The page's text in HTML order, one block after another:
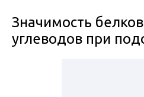
Значимость
углеводов при